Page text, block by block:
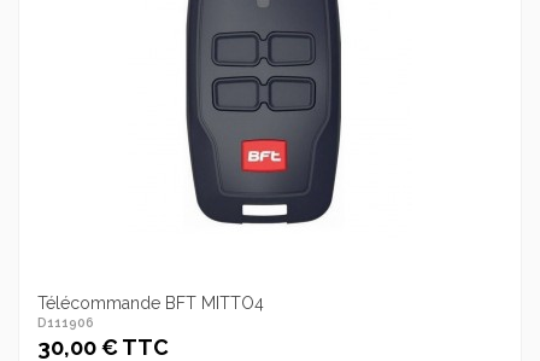
Télécommande BFT MITTO4
D111906
30,00 € TTC